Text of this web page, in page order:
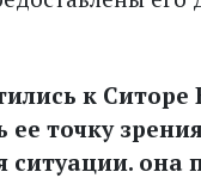
к Ситоре
ее точку
ситуации. она